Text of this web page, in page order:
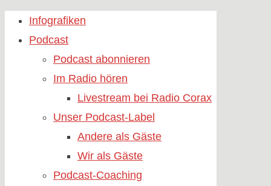
Skip
Infografiken
Podcast
Podcast abonnieren
Im Radio hören
Livestream bei Radio Corax
Unser Podcast-Label
Andere als Gäste
Wir als Gäste
Podcast-Coaching